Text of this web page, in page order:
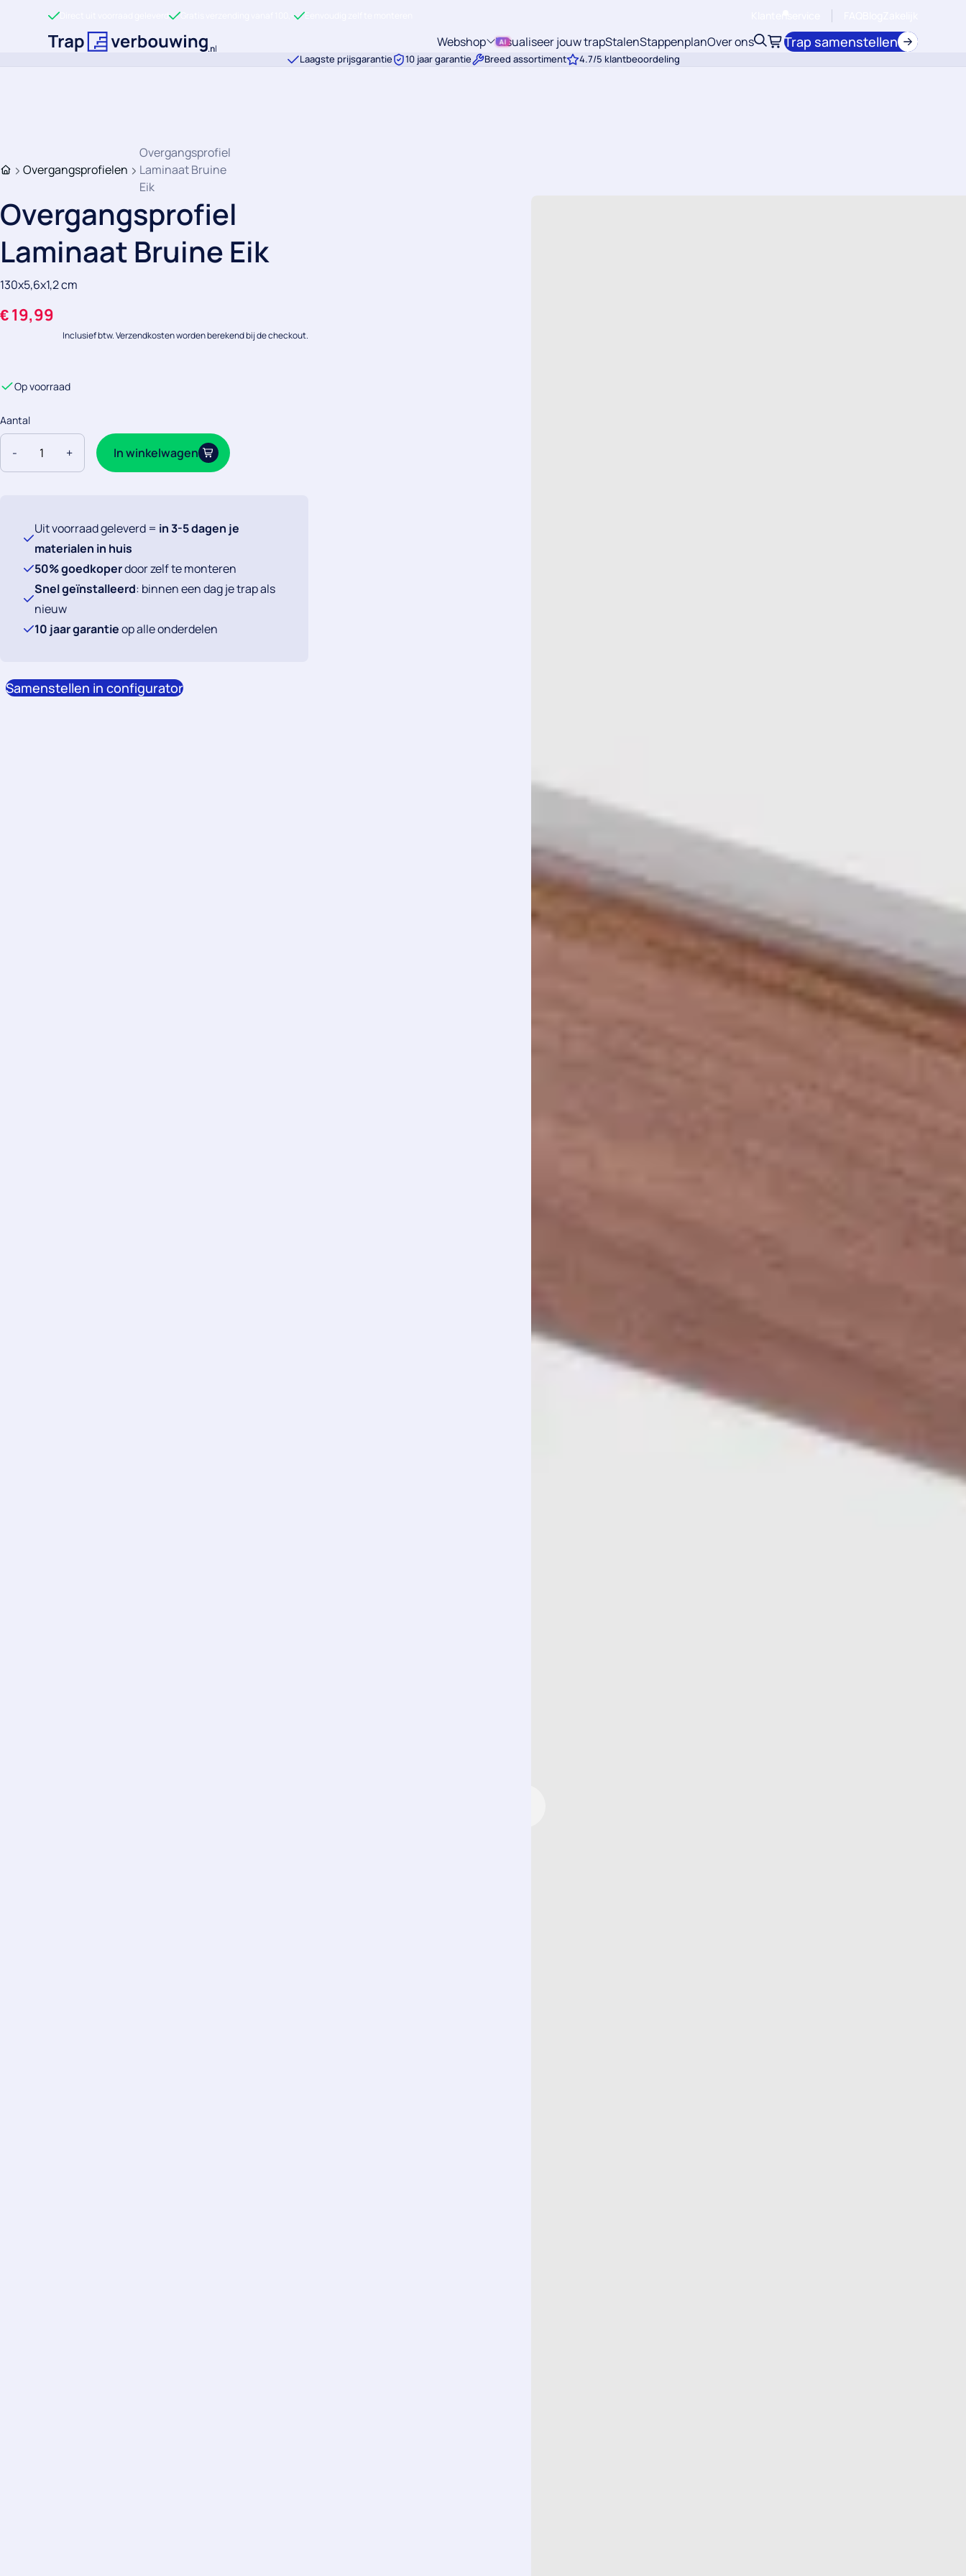
Ga direct naar de inhoud
Terug naar de startpagina Submenu:
Webshop Visualiseer jouw trapStalenStappenplanOver ons Zoeken
Winkelwagen
Trap samenstellen
Direct uit voorraad geleverd Gratis verzending vanaf 100,-
Laagste prijsgarantie 10 jaar garantie Breed assortiment 4.7/5 klantbeoordeling
HomeOvergangsprofielen
Overgangsprofiel
Laminaat Bruine
Eik
Overgangsprofiel
Laminaat Bruine Eik
130x5,6x1,2 cm
€19,99
Inclusief btw. Verzendkosten worden berekend bij de checkout.
Op voorraad
Aantal
-
Overgangsprofiel
Laminaat
aantal
+ In winkelwagen
Uit voorraad geleverd = in 3-5 dagen je
materialen in huis
50% goedkoperdoor zelf te monteren
Snel geïnstalleerd: binnen een dag je trap als
nieuw
10 jaar garantieop alle onderdelen
Samenstellen in configurator